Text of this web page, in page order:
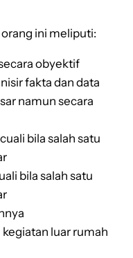
ini meliputi:
obyektif
fakta dan data
namun secara
bila salah satu
bila salah satu
luar rumah